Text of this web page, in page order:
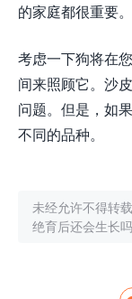
的家庭都很重要。
考虑一下狗将在
间来照顾它。沙
问题。但是，如
不同的品种。
未经允许不得转载
绝育后还会生长